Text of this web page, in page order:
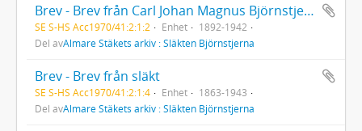
Brev - Brev från Carl Johan Magnus Björnstjerna
SE S-HS Acc1970/41:2:1:2 Enhet
1892-1942
Del avAlmare Stäkets arkiv : Släkten Björnstjerna
Brev - Brev från släkt
SE S-HS Acc1970/41:2:1:4 Enhet
1863-1943
Del avAlmare Stäkets arkiv : Släkten Björnstjerna